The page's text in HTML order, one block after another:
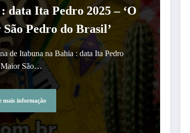
data Ita Pedro 2025 – ‘O
Pedro do Brasil’
de Itabuna na Bahia : data Ita Pedro
São…
mais informação